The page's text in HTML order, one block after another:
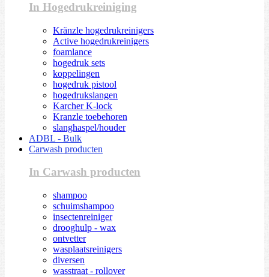
In Hogedrukreiniging
Kränzle hogedrukreinigers
Active hogedrukreinigers
foamlance
hogedruk sets
koppelingen
hogedruk pistool
hogedrukslangen
Karcher K-lock
Kranzle toebehoren
slanghaspel/houder
ADBL - Bulk
Carwash producten
In Carwash producten
shampoo
schuimshampoo
insectenreiniger
drooghulp - wax
ontvetter
wasplaatsreinigers
diversen
wasstraat - rollover